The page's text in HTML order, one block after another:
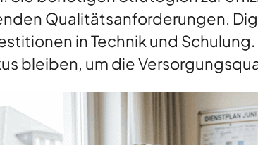
Qualitätsanforderungen.
in Technik und Schulung.
bleiben, um die